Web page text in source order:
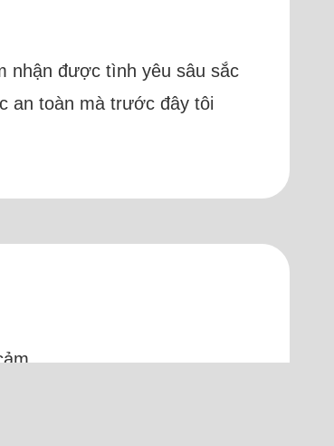
nhận được tình yêu sâu sắc
an toàn mà trước đây tôi